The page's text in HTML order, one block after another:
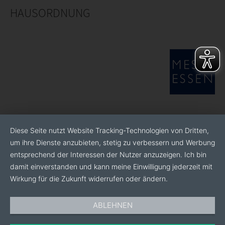
einzigartige Auswahl- und Kombinationsmöglichkeit.
Marie, Franziska und Kassandra sind nur wenige der
vielen Bekanntheiten, die aus der Züchtungsarbeit von
HAUSORDNUNG
Diese Seite nutzt Website Tracking-Technologien von Dritten,
um ihre Dienste anzubieten, stetig zu verbessern und Werbung
entsprechend der Interessen der Nutzer anzuzeigen. Ich bin
damit einverstanden und kann meine Einwilligung jederzeit mit
Wirkung für die Zukunft widerrufen oder ändern.
ABLEHNEN